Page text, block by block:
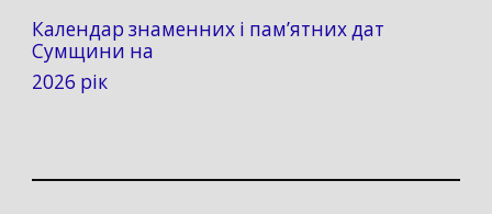
Календар знаменних і пам’ятних дат
Сумщини на
2026 рік